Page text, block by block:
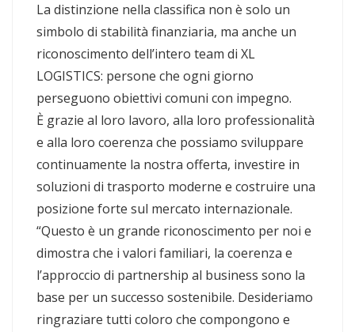
La distinzione nella classifica non è solo un
simbolo di stabilità finanziaria, ma anche un
riconoscimento dell’intero team di XL
LOGISTICS: persone che ogni giorno
perseguono obiettivi comuni con impegno.
È grazie al loro lavoro, alla loro professionalità
e alla loro coerenza che possiamo sviluppare
continuamente la nostra offerta, investire in
soluzioni di trasporto moderne e costruire una
posizione forte sul mercato internazionale.
“Questo è un grande riconoscimento per noi e
dimostra che i valori familiari, la coerenza e
l’approccio di partnership al business sono la
base per un successo sostenibile. Desideriamo
ringraziare tutti coloro che compongono e